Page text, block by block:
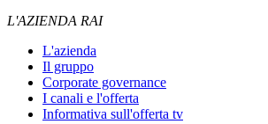
L'AZIENDA RAI
L'azienda
Il gruppo
Corporate governance
I canali e l'offerta
Informativa sull'offerta tv